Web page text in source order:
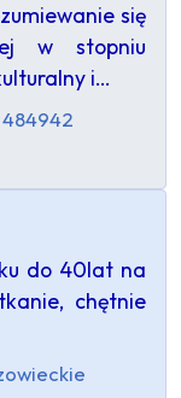
się
w stopniu
i…
484942
do 40lat na
chętnie